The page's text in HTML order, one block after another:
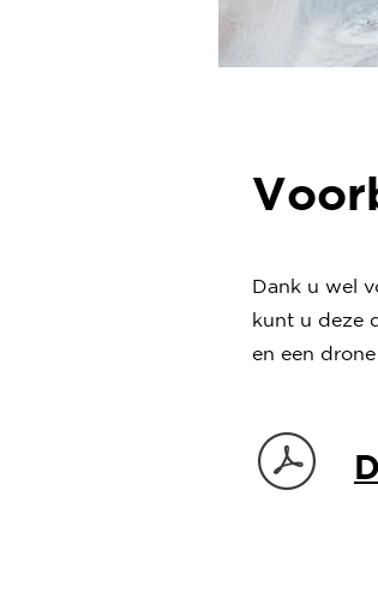
Dank u wel
kunt u deze
en een